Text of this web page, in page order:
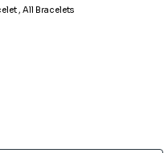
, All Bracelets